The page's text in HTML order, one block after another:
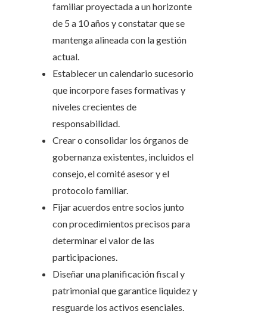
familiar proyectada a un horizonte
de 5 a 10 años y constatar que se
mantenga alineada con la gestión
actual.
Establecer un calendario sucesorio
que incorpore fases formativas y
niveles crecientes de
responsabilidad.
Crear o consolidar los órganos de
gobernanza existentes, incluidos el
consejo, el comité asesor y el
protocolo familiar.
Fijar acuerdos entre socios junto
con procedimientos precisos para
determinar el valor de las
participaciones.
Diseñar una planificación fiscal y
patrimonial que garantice liquidez y
resguarde los activos esenciales.